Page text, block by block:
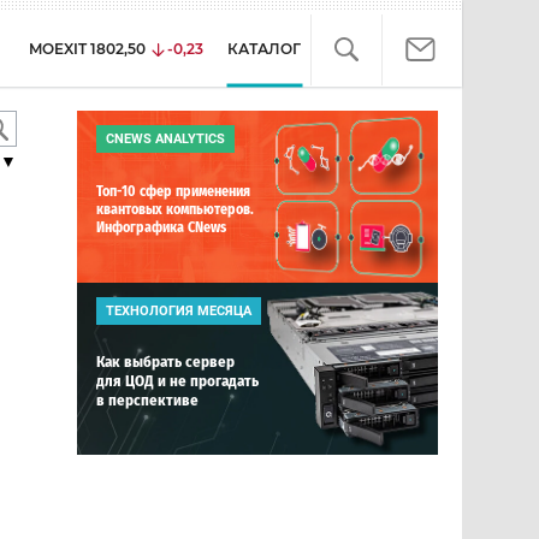
MOEXIT 1802,50 -0,23 КАТАЛОГ
CNEWS ANALYTICS
Топ-10 сфер применения
квантовых компьютеров.
Инфографика CNews
ТЕХНОЛОГИЯ МЕСЯЦА
Как выбрать сервер
для ЦОД и не прогадать
в перспективе